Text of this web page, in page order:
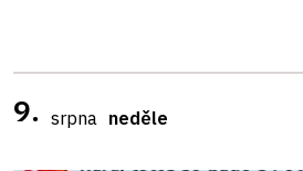
9. srpna neděle